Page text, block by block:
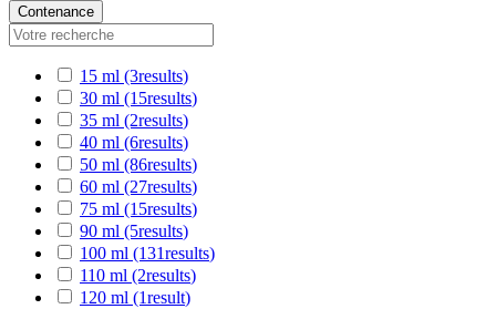
Contenance
15 ml (3results)
30 ml (15results)
35 ml (2results)
40 ml (6results)
50 ml (86results)
60 ml (27results)
75 ml (15results)
90 ml (5results)
100 ml (131results)
110 ml (2results)
120 ml (1result)